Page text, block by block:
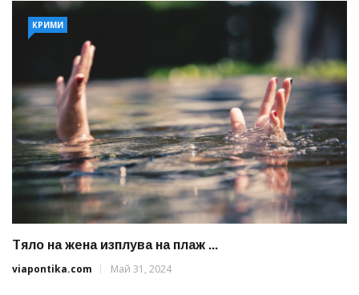
КРИМИ
Тяло на жена изплува на плаж ...
viapontika.com
Май 31, 2024